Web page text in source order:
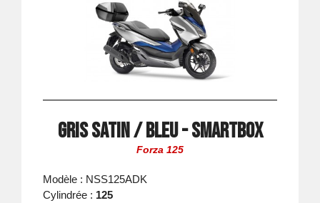
Gris Satin / Bleu - Smartbox
Forza 125
Modèle : NSS125ADK
Cylindrée : 125